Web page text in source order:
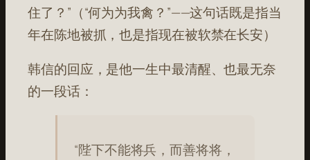
住了？”（“何为为我禽？”——这句话既是指当
年在陈地被抓，也是指现在被软禁在长安）
韩信的回应，是他一生中最清醒、也最无奈
的一段话：
“陛下不能将兵，而善将将，